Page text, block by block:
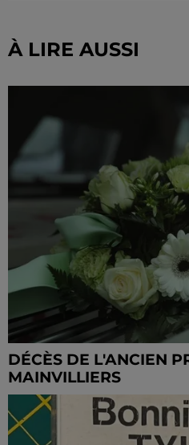
À LIRE AUSSI
DÉCÈS DE L'ANCIEN
MAINVILLIERS